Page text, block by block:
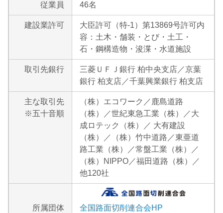
従業員 46名
建設業許可
大臣許可（特-1）第13869号許可内
容：土木・舗装・とび・土工・
石・鋼構造物・浚渫・水道施設
取引先銀行
三菱ＵＦＪ銀行 柏中央支店／京葉
銀行 柏支店／千葉興業銀行 柏支店
主な取引先
※五十音順
（株）エコワーク／鹿島道路
（株）／世紀東急工業（株）／大
成ロテック（株）／ 大有建設
（株）／（株）竹中道路／東亜道
路工業（株）／常盤工業（株）／
（株）NIPPO／福田道路（株）／
他120社
所属団体 全国路面切削連合会HP